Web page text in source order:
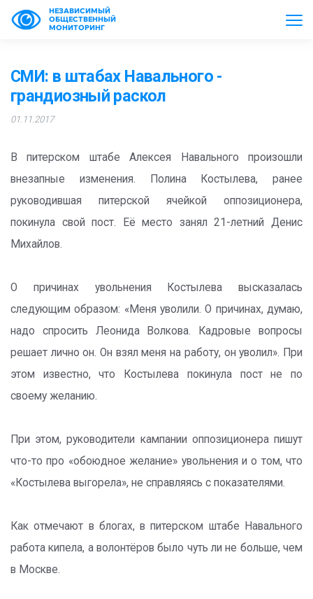
НЕЗАВИСИМЫЙ
ОБЩЕСТВЕННЫЙ
МОНИТОРИНГ
СМИ: в штабах Навального -
грандиозный раскол
01.11.2017
В питерском штабе Алексея Навального произошли
внезапные изменения. Полина Костылева, ранее
руководившая питерской ячейкой оппозиционера,
покинула свой пост. Её место занял 21-летний Денис
Михайлов.
О причинах увольнения Костылева высказалась
следующим образом: «Меня уволили. О причинах, думаю,
надо спросить Леонида Волкова. Кадровые вопросы
решает лично он. Он взял меня на работу, он уволил». При
этом известно, что Костылева покинула пост не по
своему желанию.
При этом, руководители кампании оппозиционера пишут
что-то про «обоюдное желание» увольнения и о том, что
«Костылева выгорела», не справляясь с показателями.
Как отмечают в блогах, в питерском штабе Навального
работа кипела, а волонтёров было чуть ли не больше, чем
в Москве.